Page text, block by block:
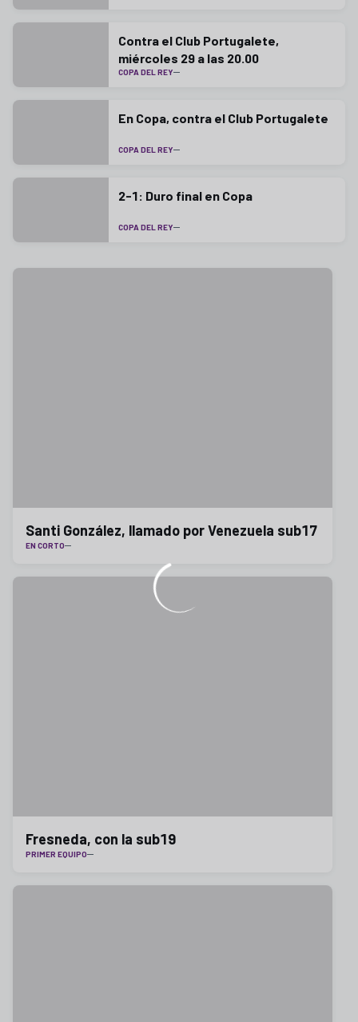
Contra el Club Portugalete,
miércoles 29 a las 20.00
COPA DEL REY
En Copa, contra el Club Portugalete
COPA DEL REY
2-1: Duro final en Copa
COPA DEL REY
Santi González, llamado por Venezuela sub17
EN CORTO
Fresneda, con la sub19
PRIMER EQUIPO